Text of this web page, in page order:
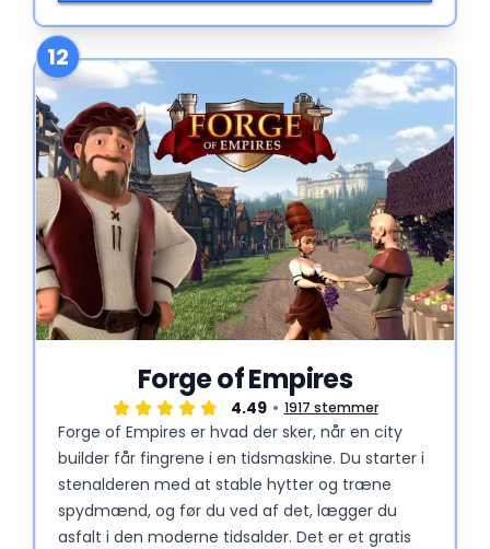
gacha-udtræk og hold-eksperimenter holder
det hele friskt og spændende.
12
Forge of Empires
4.49 1917 stemmer
Forge of Empires er hvad der sker, når en city
builder får fingrene i en tidsmaskine. Du starter i
stenalderen med at stable hytter og træne
spydmænd, og før du ved af det, lægger du
asfalt i den moderne tidsalder. Det er et gratis